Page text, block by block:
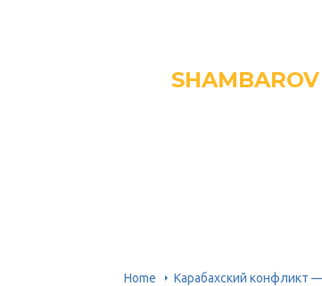
SHAMBAROV
Home Карабахский конфликт